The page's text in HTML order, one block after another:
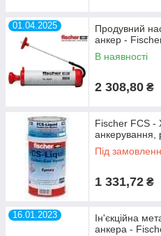
01.04.2025
Продувний
анкер -
В наявності
2 308,80 ₴
Fischer FCS -
анкерування,
Під
1 331,72 ₴
16.01.2023
Ін'єкційна
анкера -